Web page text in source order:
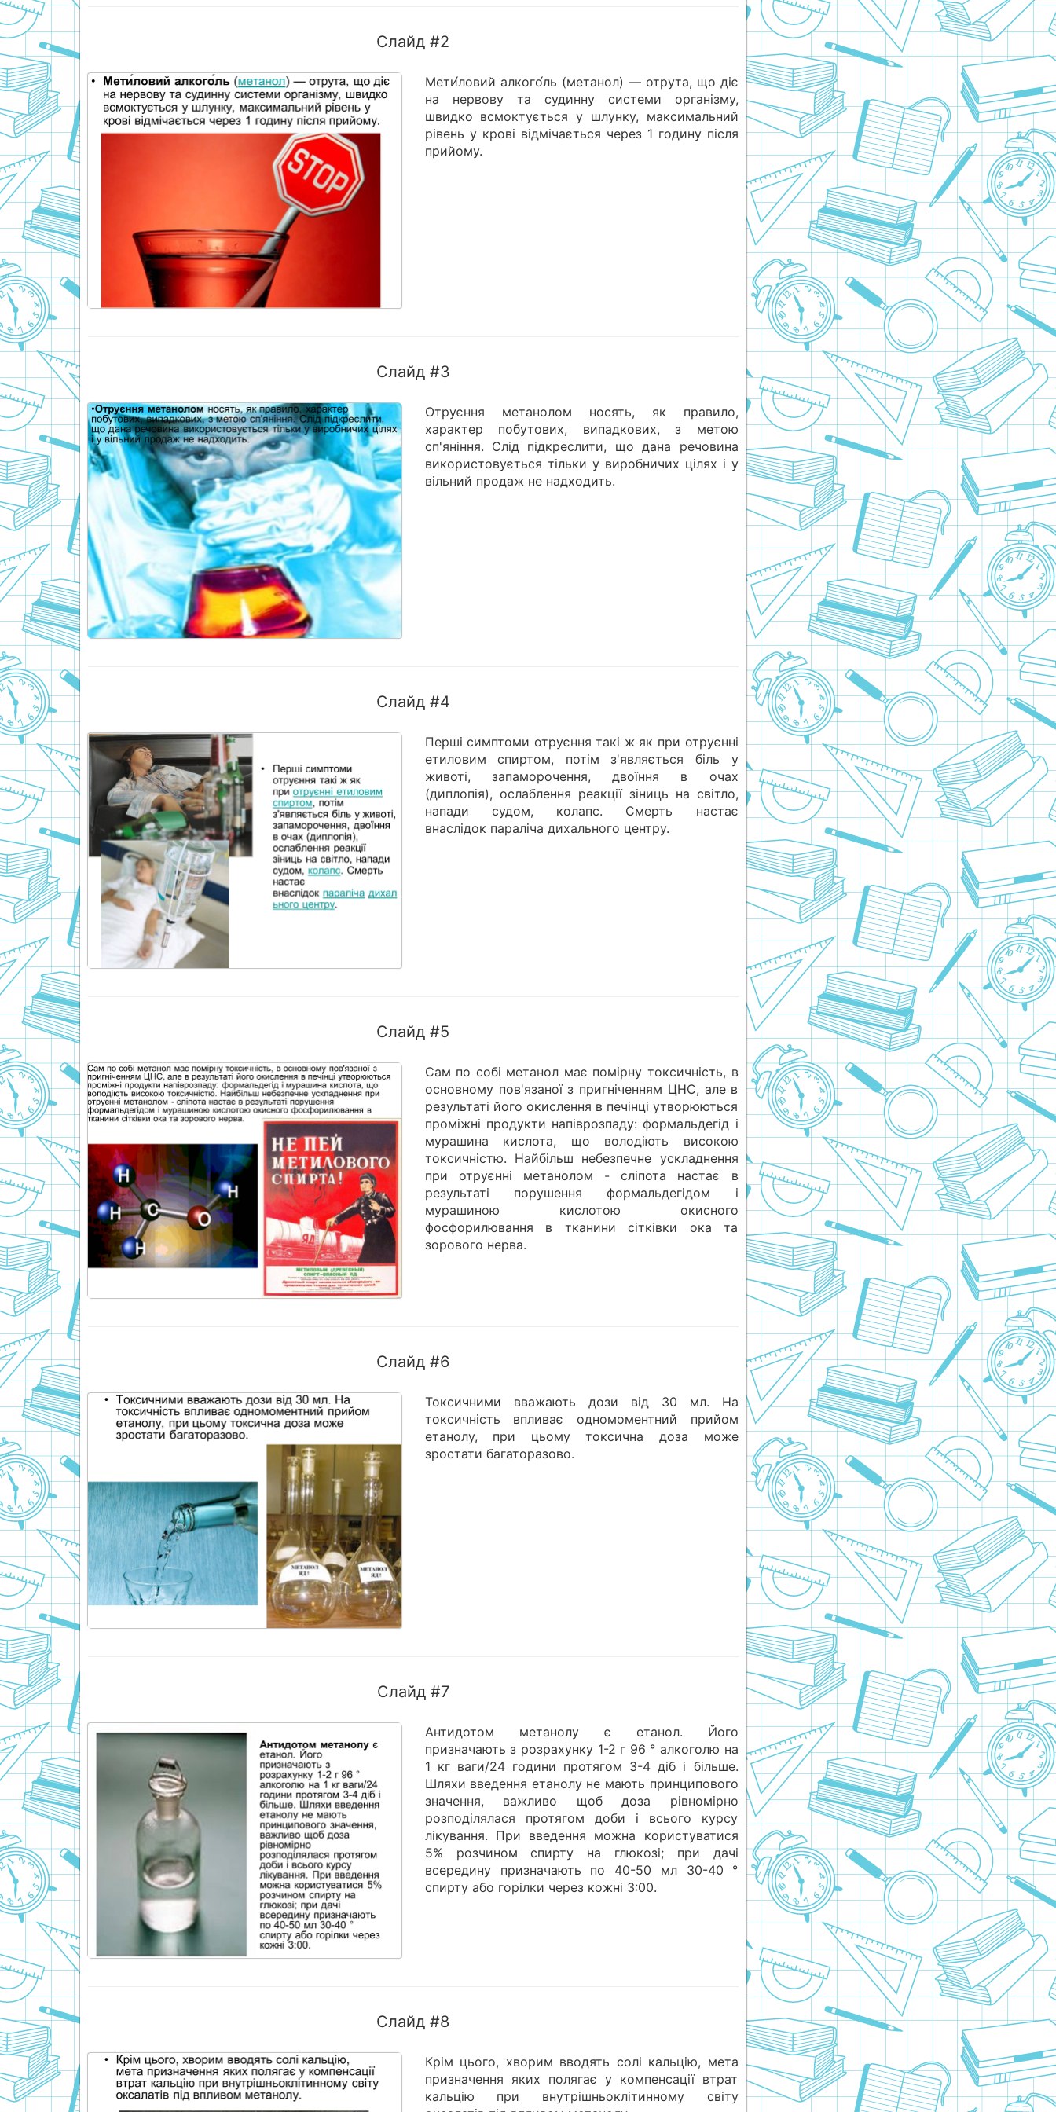
Слайд #2
Мети́ловий алкого́ль (метанол) — отрута, що діє
на нервову та судинну системи організму,
швидко всмоктується у шлунку, максимальний
рівень у крові відмічається через 1 годину після
прийому.
Слайд #3
Отруєння метанолом носять, як правило,
характер побутових, випадкових, з метою
сп'яніння. Слід підкреслити, що дана речовина
використовується тільки у виробничих цілях і у
вільний продаж не надходить.
Слайд #4
Перші симптоми отруєння такі ж як при отруєнні
етиловим спиртом, потім з'являється біль у
животі, запаморочення, двоїння в очах
(диплопія), ослаблення реакції зіниць на світло,
напади судом, колапс. Смерть настає
внаслідок параліча дихального центру.
Слайд #5
Сам по собі метанол має помірну токсичність, в
основному пов'язаної з пригніченням ЦНС, але в
результаті його окислення в печінці утворюються
проміжні продукти напіврозпаду: формальдегід і
мурашина кислота, що володіють високою
токсичністю. Найбільш небезпечне ускладнення
при отруєнні метанолом - сліпота настає в
результаті порушення формальдегідом і
мурашиною кислотою окисного
фосфорилювання в тканини сітківки ока та
зорового нерва.
Слайд #6
Токсичними вважають дози від 30 мл. На
токсичність впливає одномоментний прийом
етанолу, при цьому токсична доза може
зростати багаторазово.
Слайд #7
Антидотом метанолу є етанол. Його
призначають з розрахунку 1-2 г 96 ° алкоголю на
1 кг ваги/24 години протягом 3-4 діб і більше.
Шляхи введення етанолу не мають принципового
значення, важливо щоб доза рівномірно
розподілялася протягом доби і всього курсу
лікування. При введення можна користуватися
5% розчином спирту на глюкозі; при дачі
всередину призначають по 40-50 мл 30-40 °
спирту або горілки через кожні 3:00.
Слайд #8
Крім цього, хворим вводять солі кальцію, мета
призначення яких полягає у компенсації втрат
кальцію при внутрішньоклітинному світу